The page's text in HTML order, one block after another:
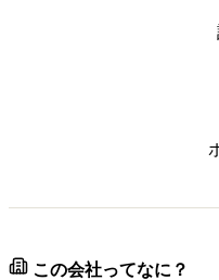
この会社ってなに？